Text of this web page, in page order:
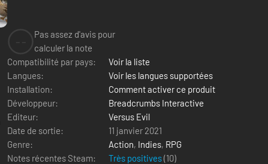
Pas assez d'avis pour
calculer la note
Compatibilité par pays:
Voir la liste
Langues:
Voir les langues supportées
Installation:
Comment activer ce produit
Développeur:
Breadcrumbs Interactive
Editeur:
Versus Evil
Date de sortie:
11 janvier 2021
Genre:
Action, Indies, RPG
Notes récentes Steam:
Très positives(10)